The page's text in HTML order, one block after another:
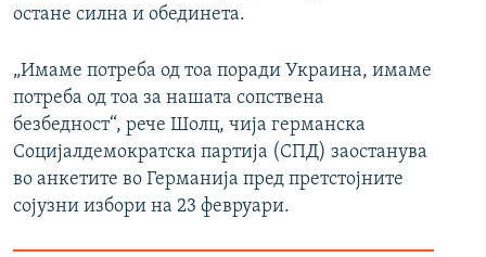
остане силна и обединета.
„Имаме потреба од тоа поради Украина, имаме
потреба од тоа за нашата сопствена
безбедност“, рече Шолц, чија германска
Социјалдемократска партија (СПД) заостанува
во анкетите во Германија пред претстојните
сојузни избори на 23 февруари.